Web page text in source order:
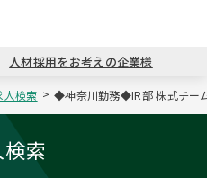
戻る
戻る
戻る
戻る
戻る
人材採用をお考えの企業様
人検索 ◆神奈川勤務◆IR部 株式チー
索